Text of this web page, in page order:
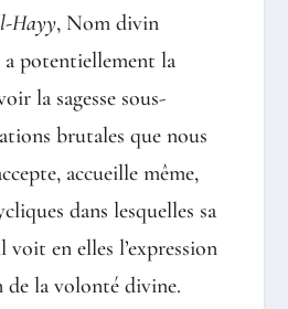
Hayy, Nom divin
potentiellement la
la sagesse sous-
brutales que nous
accueille même,
dans lesquelles sa
voit en elles l’expression
de la volonté divine.